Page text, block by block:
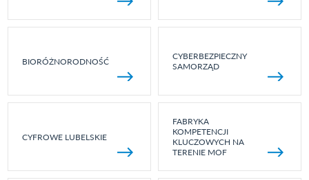
BIORÓŻNORODNOŚĆ
CYBERBEZPIECZNY
SAMORZĄD
CYFROWE LUBELSKIE
FABRYKA
KOMPETENCJI
KLUCZOWYCH NA
TERENIE MOF